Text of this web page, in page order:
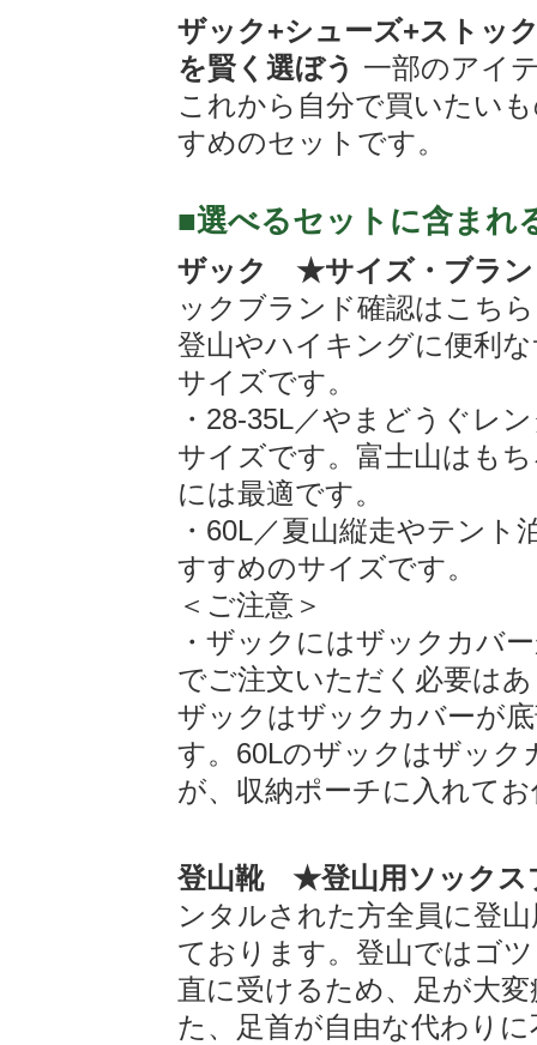
ザック+シューズ+ストッ
を賢く選ぼう 一部のアイ
これから自分で買いたい
すめのセットです。
■選べるセットに含まれ
ザック ★サイズ・ブラン
ックブランド確認はこち
登山やハイキングに便利
サイズです。
・28-35L／やまどうぐレ
サイズです。富士山はも
には最適です。
・60L／夏山縦走やテン
すすめのサイズです。
＜ご注意＞
・ザックにはザックカバ
でご注文いただく必要は
ザックはザックカバーが
す。60Lのザックはザッ
が、収納ポーチに入れて
登山靴 ★登山用ソックス
ンタルされた方全員に登
ております。登山ではゴ
直に受けるため、足が大
た、足首が自由な代わり